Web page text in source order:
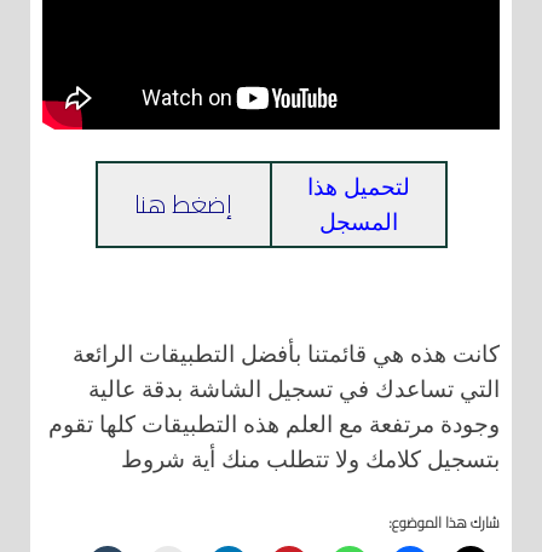
لتحميل هذا
المسجل
إضغط هنا
كانت هذه هي قائمتنا بأفضل التطبيقات الرائعة
التي تساعدك في تسجيل الشاشة بدقة عالية
وجودة مرتفعة مع العلم هذه التطبيقات كلها تقوم
بتسجيل كلامك ولا تتطلب منك أية شروط
شارك هذا الموضوع: